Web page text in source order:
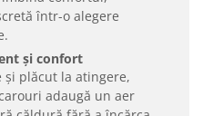
într-o alegere
și confort
și plăcut la atingere,
adaugă un aer